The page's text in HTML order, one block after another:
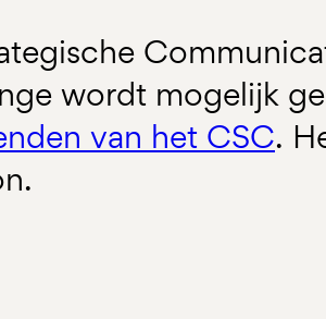
wordt mogelijk
van het CSC.